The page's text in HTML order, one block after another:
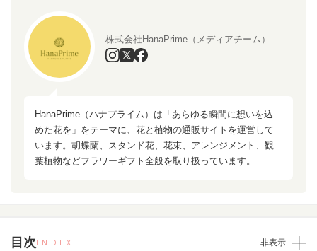
株式会社HanaPrime（メディアチーム）
HanaPrime（ハナプライム）は「あらゆる瞬間に想いを込
めた花を」をテーマに、花と植物の通販サイトを運営して
います。胡蝶蘭、スタンド花、花束、アレンジメント、観
葉植物などフラワーギフト全般を取り扱っています。
目次INDEX 非表示